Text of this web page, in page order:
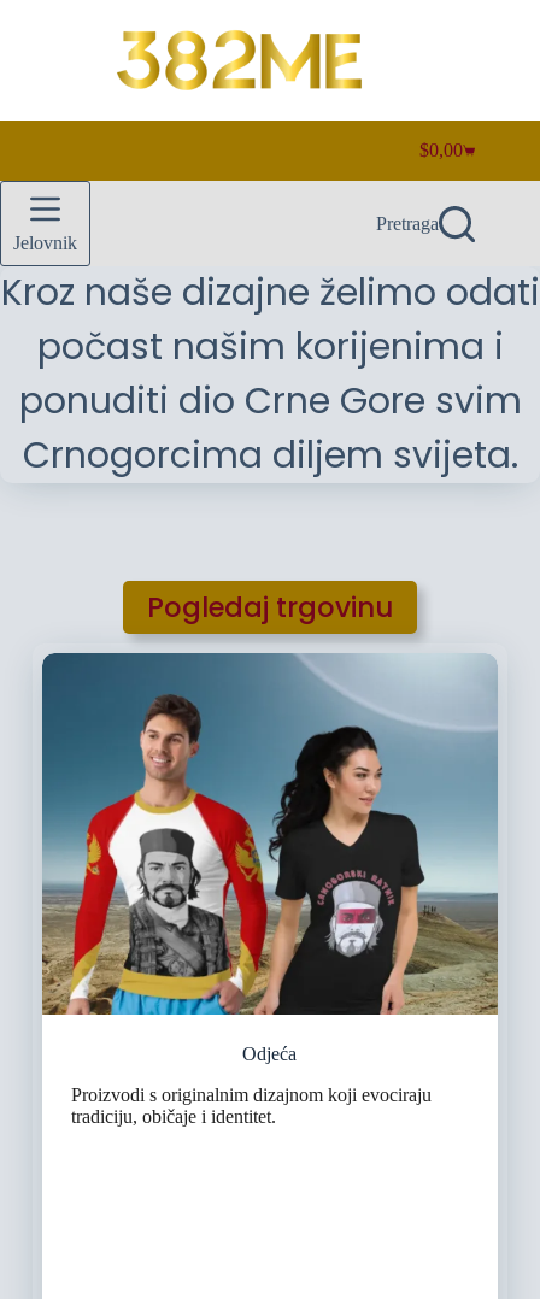
Košarica
$0,00
Jelovnik
Pretraga
Kroz naše dizajne želimo odati
počast našim korijenima i
ponuditi dio Crne Gore svim
Crnogorcima diljem svijeta.
Pogledaj trgovinu
Odjeća
Proizvodi s originalnim dizajnom koji evociraju
tradiciju, običaje i identitet.